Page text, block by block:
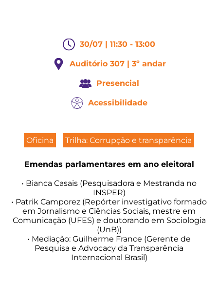
30/07 | 11:30 - 13:00
Auditório 307 | 3º andar
Presencial
Acessibilidade
Oficina Trilha: Corrupção e transparência
Emendas parlamentares em ano eleitoral
• Bianca Casais (Pesquisadora e Mestranda no
INSPER)
• Patrik Camporez (Repórter investigativo formado
em Jornalismo e Ciências Sociais, mestre em
Comunicação (UFES) e doutorando em Sociologia
(UnB))
• Mediação: Guilherme France (Gerente de
Pesquisa e Advocacy da Transparência
Internacional Brasil)